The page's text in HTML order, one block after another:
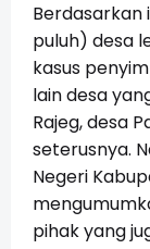
puluh) desa
kasus
lain desa
Rajeg, desa
seterusnya.
Negeri
pihak yang